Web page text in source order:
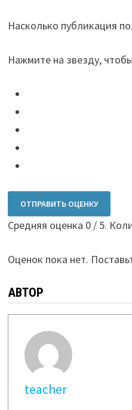
Насколько публикация
Нажмите на звезду,
ОТПРАВИТЬ ОЦЕНКУ
Средняя оценка 0/ 5.
Оценок пока нет.
АВТОР
teacher